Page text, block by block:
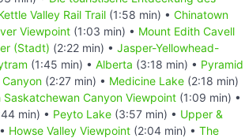
Valley Rail Trail (1:58 min) • Chinatown
Viewpoint (1:03 min) • Mount Edith Cavell
(Stadt) (2:22 min) • Jasper-Yellowhead-
(1:45 min) • Alberta (3:18 min) • Pyramid
(2:27 min) • Medicine Lake (2:18 min)
Saskatchewan Canyon Viewpoint (1:09 min) •
min) • Peyto Lake (3:57 min) • Upper &
Howse Valley Viewpoint (2:04 min) • The